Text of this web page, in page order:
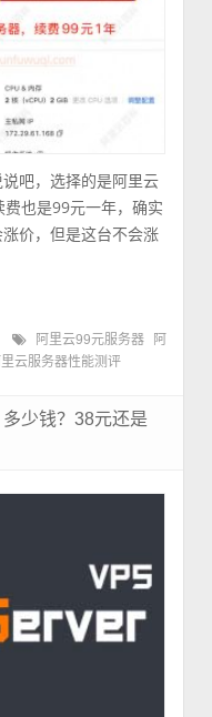
吧，选择的是阿里云
也是99元一年，确实
价，但是这台不会涨
阿里云99元服务器
阿
里云服务器性能测评
少钱？38元还是